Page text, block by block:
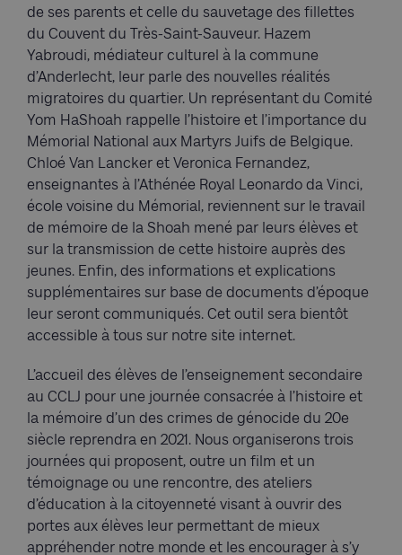
de ses parents et celle du sauvetage des fillettes
du Couvent du Très-Saint-Sauveur. Hazem
Yabroudi, médiateur culturel à la commune
d’Anderlecht, leur parle des nouvelles réalités
migratoires du quartier. Un représentant du Comité
Yom HaShoah rappelle l’histoire et l’importance du
Mémorial National aux Martyrs Juifs de Belgique.
Chloé Van Lancker et Veronica Fernandez,
enseignantes à l’Athénée Royal Leonardo da Vinci,
école voisine du Mémorial, reviennent sur le travail
de mémoire de la Shoah mené par leurs élèves et
sur la transmission de cette histoire auprès des
jeunes. Enfin, des informations et explications
supplémentaires sur base de documents d’époque
leur seront communiqués. Cet outil sera bientôt
accessible à tous sur notre site internet.
L’accueil des élèves de l’enseignement secondaire
au CCLJ pour une journée consacrée à l’histoire et
la mémoire d’un des crimes de génocide du 20e
siècle reprendra en 2021. Nous organiserons trois
journées qui proposent, outre un film et un
témoignage ou une rencontre, des ateliers
d’éducation à la citoyenneté visant à ouvrir des
portes aux élèves leur permettant de mieux
appréhender notre monde et les encourager à s’y